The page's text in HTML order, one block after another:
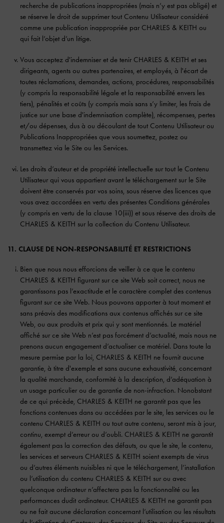
recherche de publications inappropriées (mais n’y est pas obligé) et
se réserve le droit de supprimer tout Contenu Utilisateur considéré
comme une publication inappropriée par CHARLES & KEITH ou
qui fait l’objet d’un litige.
Vous acceptez d'indemniser et de tenir CHARLES & KEITH et ses
dirigeants, agents ou autres partenaires, et employés, à l'écart de
toutes réclamations, demandes, actions, procédures, responsabilités
(y compris la responsabilité légale et la responsabilité envers les
tiers), pénalités et coûts (y compris mais sans s’y limiter, les frais de
justice sur une base d'indemnisation complète), récompenses, pertes
et/ou dépenses, dus à ou découlant de tout Contenu Utilisateur ou
Publications Inappropriées que vous soumettez, postez ou
transmettez via le Site ou les Services.
Les droits d’auteur et de propriété intellectuelle sur tout le Contenu
Utilisateur qui vous appartient avant le téléchargement sur le Site
doivent être conservés par vos soins, sous réserve des licences que
vous avez accordées en vertu des présentes Conditions générales
(y compris en vertu de la clause 10(iii)) et sous réserve des droits de
CHARLES & KEITH sur la collection du Contenu Utilisateur.
11. CLAUSE DE NON-RESPONSABILITÉ ET RESTRICTIONS
Bien que nous nous efforcions de veiller à ce que le contenu
CHARLES & KEITH figurant sur ce site Web soit correct, nous ne
garantissons pas l’exactitude et le caractère complet des contenus
figurant sur ce site Web. Nous pouvons apporter à tout moment et
sans préavis des modifications aux contenus affichés sur ce site
Web, ou aux produits et prix qui y sont mentionnés. Le matériel
affiché sur ce site Web n’est pas forcément d’actualité, mais nous ne
prenons aucun engagement d’actualiser ce matériel. Dans toute la
mesure permise par la loi, CHARLES & KEITH ne fournit aucune
garantie, à titre d'exemple et sans aucune exhaustivité, concernant
la qualité marchande, conformité à la description, d’adéquation à
un usage particulier ou de garantie de non-infraction. Nonobstant
de ce qui précède, CHARLES & KEITH ne garantit pas que les
fonctions contenues dans ou accédées par le site, les services ou le
contenu CHARLES & KEITH ou tout autre contenu, seront mis à jour,
continu, exempt d’erreur ou d’oubli. CHARLES & KEITH ne garantit
également pas la correction des défauts, ou que le site, le contenu,
les services et serveurs CHARLES & KEITH soient exempts de virus
ou d’autres éléments nuisibles ni que le téléchargement, l’installation
ou l’utilisation du contenu CHARLES & KEITH sur ou avec
quelconque ordinateur n’affectera pas la fonctionnalité ou les
performances dudit ordinateur. CHARLES & KEITH ne garantit pas
ou ne fait aucune déclaration concernant l’utilisation ou les résultats